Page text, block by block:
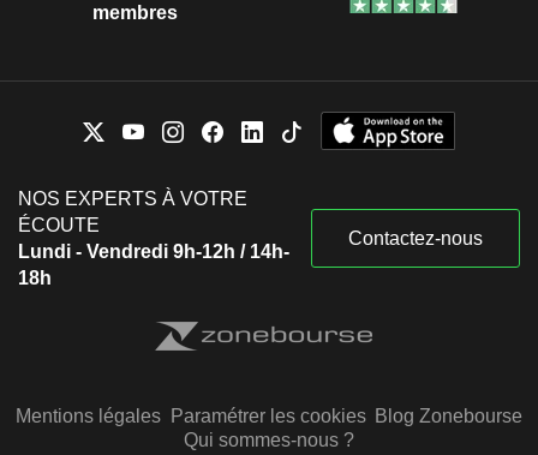
membres
NOS EXPERTS À VOTRE
ÉCOUTE
Lundi - Vendredi 9h-12h / 14h-
18h
Contactez-nous
Mentions légales Paramétrer les cookies Blog Zonebourse
Qui sommes-nous ?